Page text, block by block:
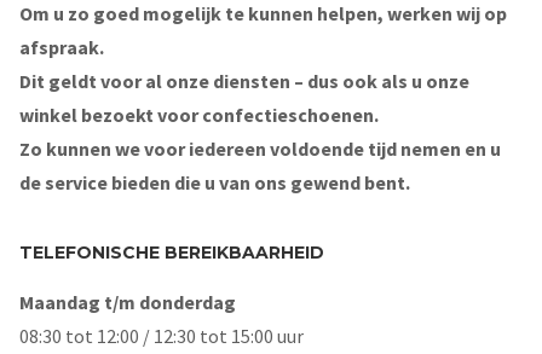
Om u zo goed mogelijk te kunnen helpen, werken wij op
afspraak.
Dit geldt voor al onze diensten – dus ook als u onze
winkel bezoekt voor confectieschoenen.
Zo kunnen we voor iedereen voldoende tijd nemen en u
de service bieden die u van ons gewend bent.
TELEFONISCHE BEREIKBAARHEID
Maandag t/m donderdag
08:30 tot 12:00 / 12:30 tot 15:00 uur